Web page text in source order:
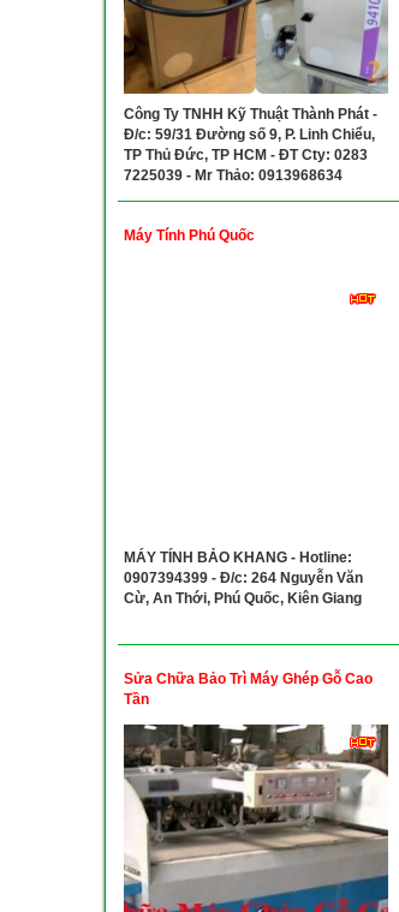
Công Ty TNHH Kỹ Thuật Thành Phát -
Đ/c: 59/31 Đường số 9, P. Linh Chiểu,
TP Thủ Đức, TP HCM - ĐT Cty: 0283
7225039 - Mr Thảo: 0913968634
Máy Tính Phú Quốc
MÁY TÍNH BẢO KHANG - Hotline:
0907394399 - Đ/c: 264 Nguyễn Văn
Cừ, An Thới, Phú Quốc, Kiên Giang
Sửa Chữa Bảo Trì Máy Ghép Gỗ Cao
Tần